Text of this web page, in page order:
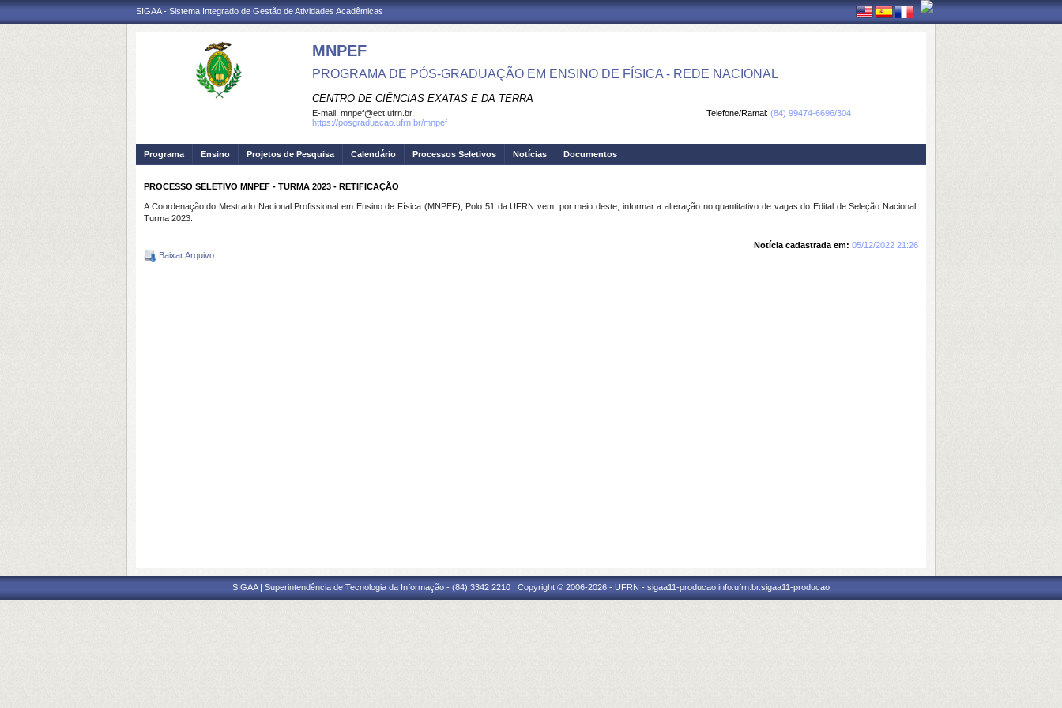
SIGAA - Sistema Integrado de Gestão de Atividades Acadêmicas
MNPEF
PROGRAMA DE PÓS-GRADUAÇÃO EM ENSINO DE FÍSICA - REDE NACIONAL
CENTRO DE CIÊNCIAS EXATAS E DA TERRA
Telefone/Ramal: (84) 99474-6696/304
E-mail: mnpef@ect.ufrn.br
https://posgraduacao.ufrn.br/mnpef
Programa Ensino Projetos de Pesquisa Calendário Processos Seletivos Notícias Documentos
PROCESSO SELETIVO MNPEF - TURMA 2023 - RETIFICAÇÃO
A Coordenação do Mestrado Nacional Profissional em Ensino de Física (MNPEF), Polo 51 da UFRN vem, por meio deste, informar a alteração no quantitativo de vagas do Edital de Seleção Nacional,
Turma 2023.
Notícia cadastrada em: 05/12/2022 21:26
Baixar Arquivo
SIGAA | Superintendência de Tecnologia da Informação - (84) 3342 2210 | Copyright © 2006-2026 - UFRN - sigaa11-producao.info.ufrn.br.sigaa11-producao